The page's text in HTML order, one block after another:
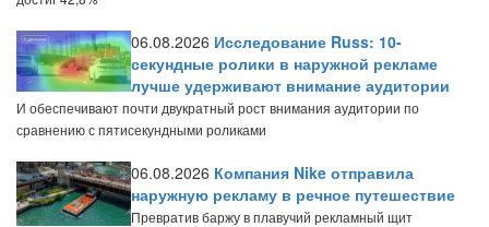
06.08.2026 Исследование Russ: 10-
секундные ролики в наружной рекламе
лучше удерживают внимание аудитории
И обеспечивают почти двукратный рост внимания аудитории по
сравнению с пятисекундными роликами
06.08.2026 Компания Nike отправила
наружную рекламу в речное путешествие
Превратив баржу в плавучий рекламный щит